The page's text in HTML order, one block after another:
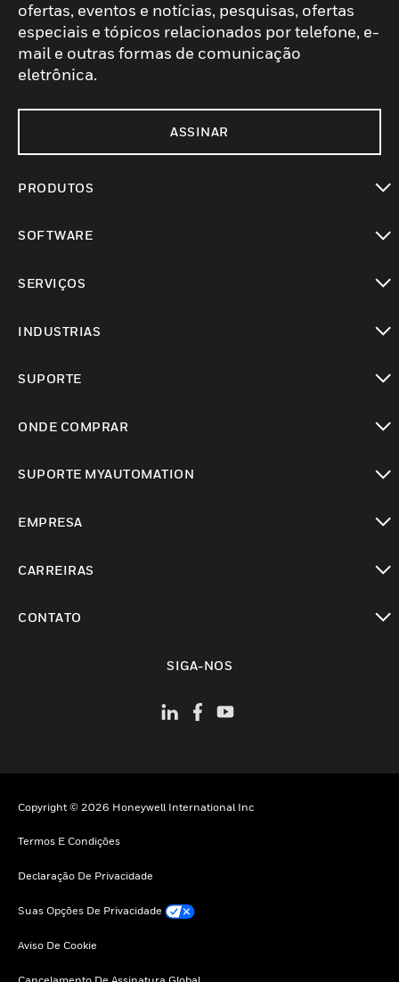
ofertas, eventos e notícias, pesquisas, ofertas
especiais e tópicos relacionados por telefone, e-
mail e outras formas de comunicação
eletrônica.
ASSINAR
PRODUTOS
SOFTWARE
SERVIÇOS
INDUSTRIAS
SUPORTE
ONDE COMPRAR
SUPORTE MYAUTOMATION
EMPRESA
CARREIRAS
CONTATO
SIGA-NOS
Copyright © 2026 Honeywell International Inc
Termos E Condições
Declaração De Privacidade
Suas Opções De Privacidade
Aviso De Cookie